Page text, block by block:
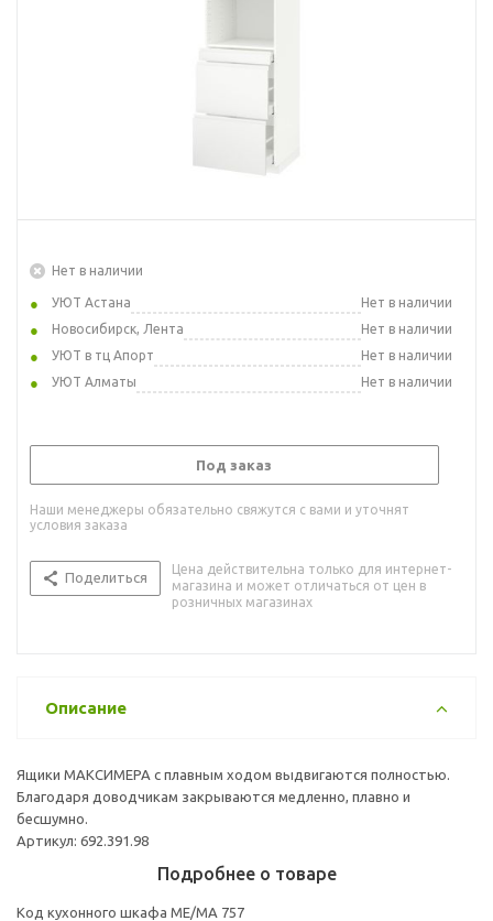
Нет в наличии
УЮТ Астана
Нет в наличии
Новосибирск, Лента
Нет в наличии
УЮТ в тц Апорт
Нет в наличии
УЮТ Алматы
Нет в наличии
Под заказ
Наши менеджеры обязательно свяжутся с вами и уточнят
условия заказа
Поделиться
Цена действительна только для интернет-
магазина и может отличаться от цен в
розничных магазинах
Описание
Ящики МАКСИМЕРА с плавным ходом выдвигаются полностью.
Благодаря доводчикам закрываются медленно, плавно и
бесшумно.
Артикул: 692.391.98
Подробнее о товаре
Код кухонного шкафа ME/MA 757